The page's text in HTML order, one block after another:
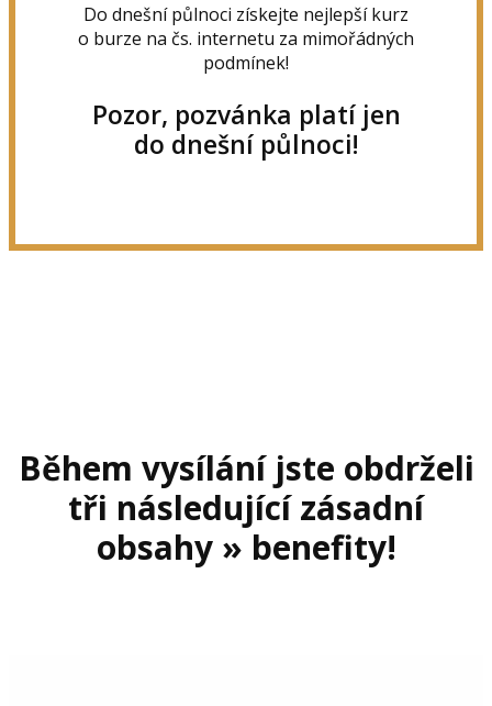
Do dnešní půlnoci získejte nejlepší kurz
o burze na čs. internetu za mimořádných
podmínek!
Pozor, pozvánka platí jen
do dnešní půlnoci!
Během vysílání jste obdrželi
tři následující zásadní
obsahy » benefity!